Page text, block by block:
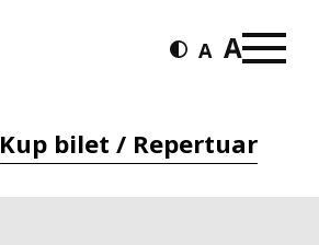
Kup bilet / Repertuar